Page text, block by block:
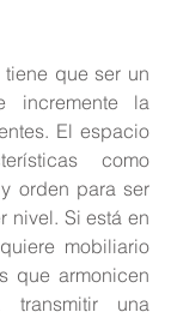
que ser un
incremente la
El espacio
como
orden para ser
nivel. Si está en
mobiliario
que armonicen
una